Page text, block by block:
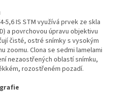
5,6 IS STM využívá prvek ze skla
a povrchovou úpravu objektivu
čisté, ostré snímky s vysokým
zoomu. Clona se sedmi lamelami
nezaostřených oblastí snímku,
rozostřeném pozadí.